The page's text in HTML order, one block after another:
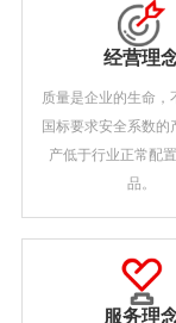
经营理
质量是企业的生命，
国标要求安全系数的
产低于行业正常配
品。
服务理